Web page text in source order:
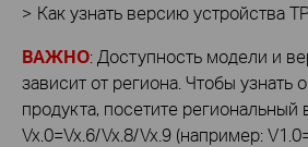
> Как узнать версию устройства
ВАЖНО: Доступность модели и
зависит от региона. Чтобы узнать
продукта, посетите региональный
Vx.0=Vx.6/Vx.8/Vx.9 (например: